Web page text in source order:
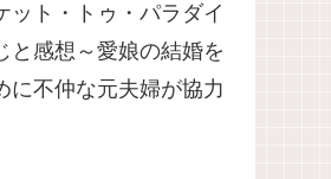
ット・トゥ・パラダイ
と感想～愛娘の結婚を
に不仲な元夫婦が協力